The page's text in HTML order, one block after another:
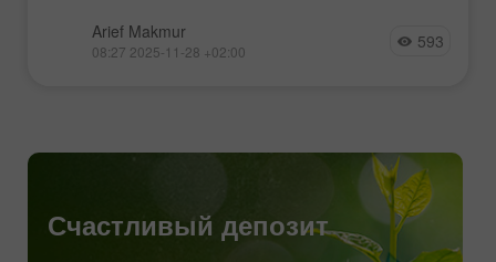
Arief Makmur
08:27 2025-11-28 +02:00 593
Счастливый депозит